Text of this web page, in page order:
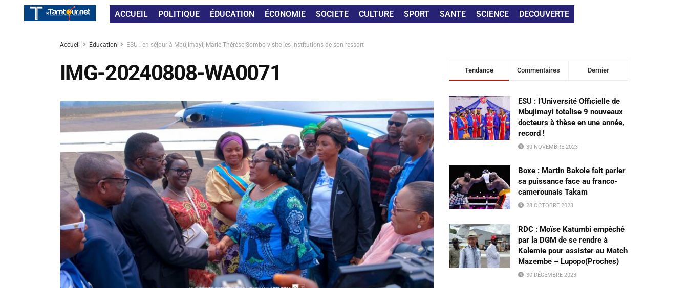
ACCUEIL POLITIQUE ÉDUCATION ÉCONOMIE SOCIETE CULTURE SPORT SANTE SCIENCE DECOUVERTE
Accueil Éducation ESU : en séjour à Mbujimayi, Marie-Thérèse Sombo visite les institutions de son ressort
IMG-20240808-WA0071 Tendance Commentaires Dernier
ESU : l’Université Officielle de
Mbujimayi totalise 9 nouveaux
docteurs à thèse en une année,
record !
30 NOVEMBRE 2023
Boxe : Martin Bakole fait parler
sa puissance face au franco-
camerounais Takam
28 OCTOBRE 2023
RDC : Moïse Katumbi empêché
par la DGM de se rendre à
Kalemie pour assister au Match
Mazembe – Lupopo(Proches)
30 DÉCEMBRE 2023